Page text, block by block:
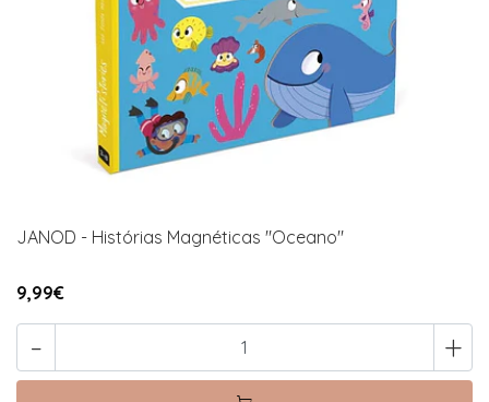
JANOD - Histórias Magnéticas "Oceano"
9,99€
- +